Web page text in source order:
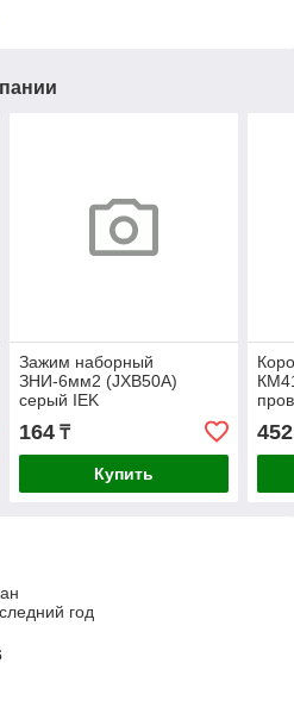
Зажим наборный
ЗНИ-6мм2 (JXB50А)
серый IEK
164₸
Купить
452
год